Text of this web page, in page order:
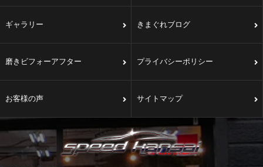
ギャラリー きまぐれブログ
磨きビフォーアフター プライバシーポリシー
お客様の声 サイトマップ